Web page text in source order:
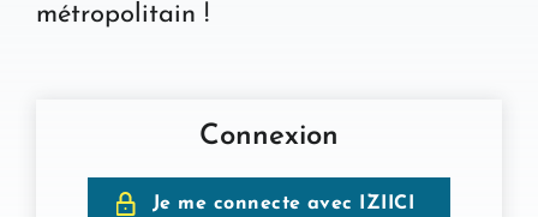
métropolitain !
Connexion
Je me connecte avec IZIICI